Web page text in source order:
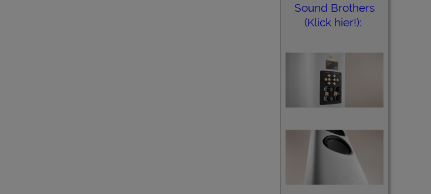
Sound Brothers
(Klick hier!):